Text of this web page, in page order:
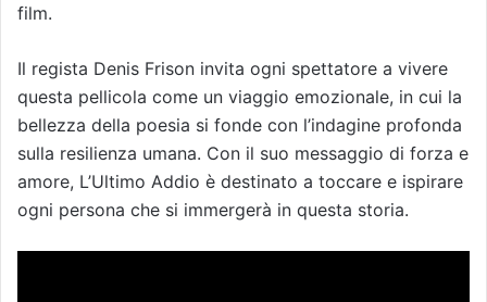
film.
Il regista Denis Frison invita ogni spettatore a vivere
questa pellicola come un viaggio emozionale, in cui la
bellezza della poesia si fonde con l’indagine profonda
sulla resilienza umana. Con il suo messaggio di forza e
amore, L’Ultimo Addio è destinato a toccare e ispirare
ogni persona che si immergerà in questa storia.